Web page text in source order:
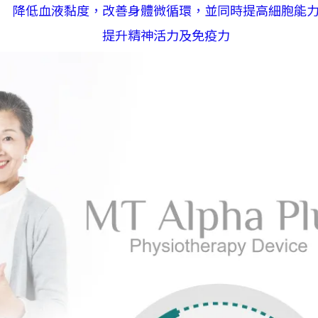
降低血液黏度，改善身體微循環，並同時提高細胞能
提升精神活力及免疫力